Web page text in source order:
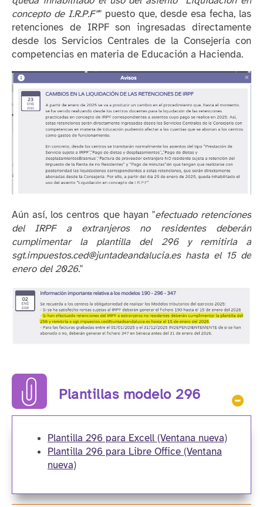
concepto de I.R.P.F”" puesto que, desde esa fecha, las
retenciones de IRPF son ingresadas directamente
desde los Servicios Centrales de la Consejería con
competencias en materia de Educación a Hacienda.
Aún así, los centros que hayan "efectuado retenciones
del IRPF a extranjeros no residentes deberán
cumplimentar la plantilla del 296 y remitirla a
sgt.impuestos.ced@juntadeandalucia.es hasta el 15 de
enero del 2026."
Plantillas modelo 296
Plantilla 296 para Excell (Ventana nueva)
Plantilla 296 para Libre Office (Ventana
nueva)